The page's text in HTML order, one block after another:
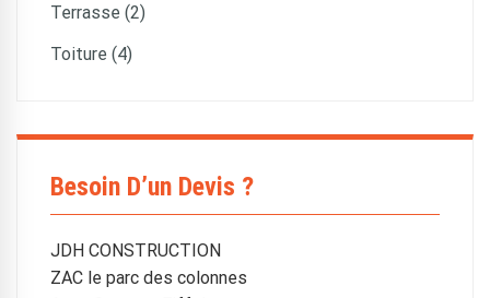
Terrasse (2)
Toiture (4)
Besoin D’un Devis ?
JDH CONSTRUCTION
ZAC le parc des colonnes